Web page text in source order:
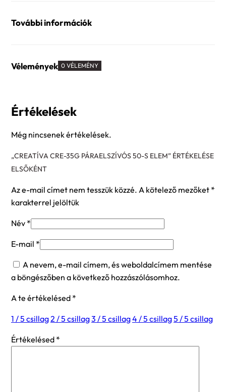
További információk
Vélemények 0 VÉLEMÉNY
Értékelések
Még nincsenek értékelések.
„CREATÍVA CRE-35G PÁRAELSZÍVÓS 50-S ELEM” ÉRTÉKELÉSE
ELSŐKÉNT
Az e-mail címet nem tesszük közzé. A kötelező mezőket *
karakterrel jelöltük
Név *
E-mail *
A nevem, e-mail címem, és weboldalcímem mentése
a böngészőben a következő hozzászólásomhoz.
A te értékelésed *
1 / 5 csillag2 / 5 csillag3 / 5 csillag4 / 5 csillag5 / 5 csillag
Értékelésed *